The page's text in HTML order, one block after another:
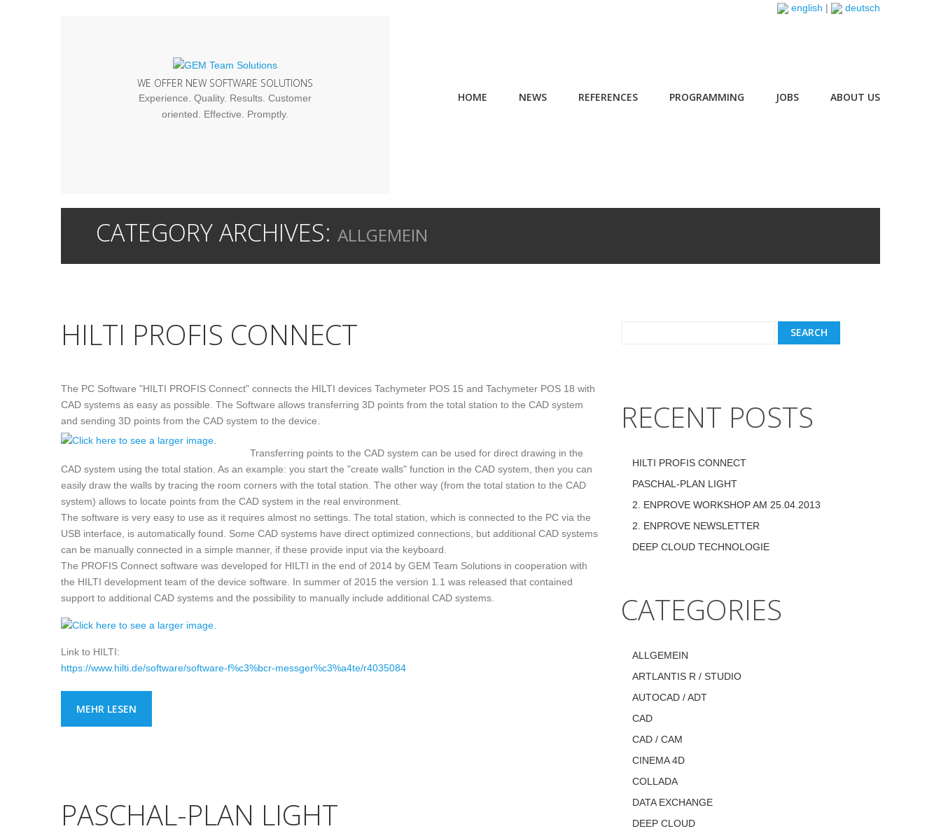
english | deutsch
WE OFFER NEW SOFTWARE SOLUTIONS
Experience. Quality. Results. Customer
oriented. Effective. Promptly.
HOME NEWS REFERENCES PROGRAMMING JOBS ABOUT US
CATEGORY ARCHIVES: ALLGEMEIN
HILTI PROFIS CONNECT
The PC Software "HILTI PROFIS Connect" connects the HILTI devices Tachymeter POS 15 and Tachymeter POS 18 with
CAD systems as easy as possible. The Software allows transferring 3D points from the total station to the CAD system
and sending 3D points from the CAD system to the device.
Transferring points to the CAD system can be used for direct drawing in the
CAD system using the total station. As an example: you start the "create walls" function in the CAD system, then you can
easily draw the walls by tracing the room corners with the total station. The other way (from the total station to the CAD
system) allows to locate points from the CAD system in the real environment.
The software is very easy to use as it requires almost no settings. The total station, which is connected to the PC via the
USB interface, is automatically found. Some CAD systems have direct optimized connections, but additional CAD systems
can be manually connected in a simple manner, if these provide input via the keyboard.
The PROFIS Connect software was developed for HILTI in the end of 2014 by GEM Team Solutions in cooperation with
the HILTI development team of the device software. In summer of 2015 the version 1.1 was released that contained
support to additional CAD systems and the possibility to manually include additional CAD systems.
Link to HILTI:
https://www.hilti.de/software/software-f%c3%bcr-messger%c3%a4te/r4035084
MEHR LESEN
PASCHAL-PLAN LIGHT
RECENT POSTS
HILTI PROFIS CONNECT
PASCHAL-PLAN LIGHT
2. ENPROVE WORKSHOP AM 25.04.2013
2. ENPROVE NEWSLETTER
DEEP CLOUD TECHNOLOGIE
CATEGORIES
ALLGEMEIN
ARTLANTIS R / STUDIO
AUTOCAD / ADT
CAD
CAD / CAM
CINEMA 4D
COLLADA
DATA EXCHANGE
DEEP CLOUD